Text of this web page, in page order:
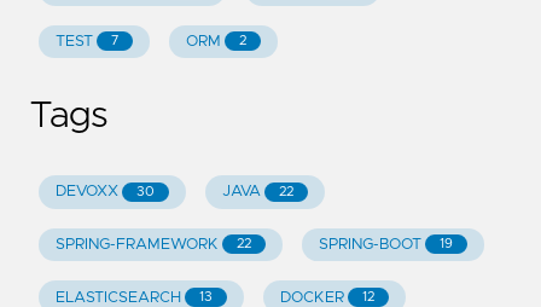
TEST 7 ORM 2
Tags
DEVOXX 30 JAVA 22
SPRING-FRAMEWORK 22 SPRING-BOOT 19
ELASTICSEARCH 13 DOCKER 12